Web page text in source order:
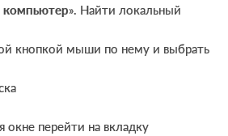
». Найти локальный
кнопкой мыши по нему и выбрать
перейти на вкладку